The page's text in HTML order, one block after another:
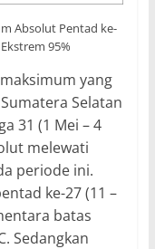
Absolut Pentad ke-
95%
yang
Selatan
31 (1 Mei – 4
melewati
periode ini.
ke-27 (11 –
batas
Sedangkan